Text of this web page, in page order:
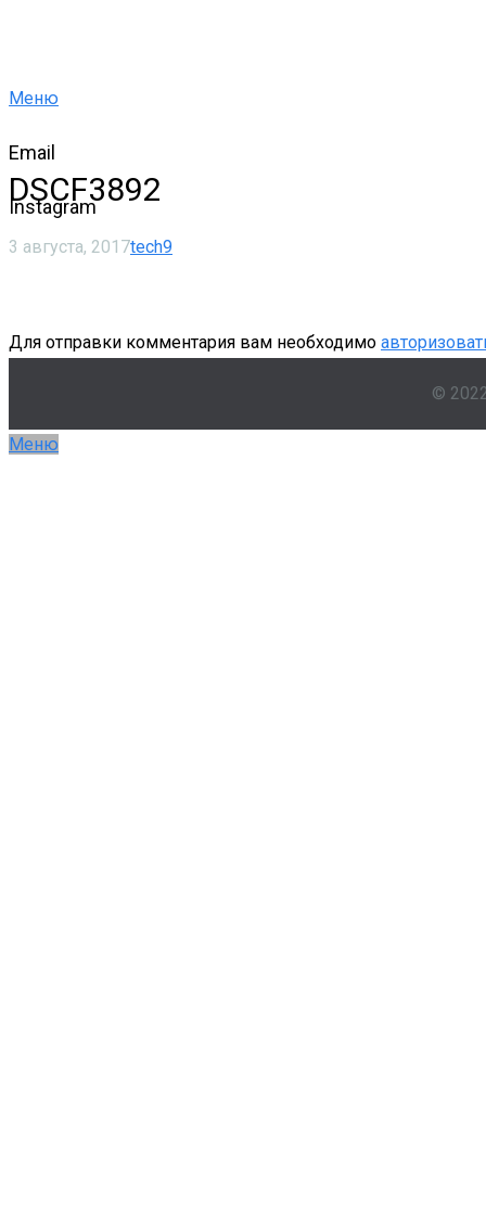
Меню
Email
Instagram
DSCF3892
3 августа, 2017tech9
Для отправки комментария вам необходимо
©
Меню